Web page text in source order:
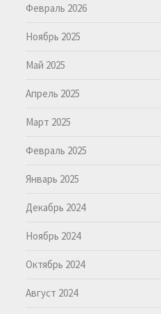
Февраль 2026
Ноябрь 2025
Май 2025
Апрель 2025
Март 2025
Февраль 2025
Январь 2025
Декабрь 2024
Ноябрь 2024
Октябрь 2024
Август 2024